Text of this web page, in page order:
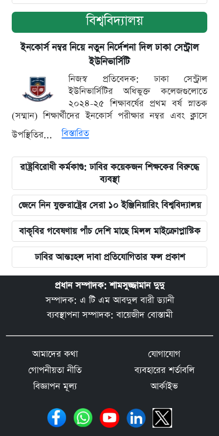
বিশ্ববিদ্যালয়
ইনকোর্স নম্বর নিয়ে নতুন নির্দেশনা দিল ঢাকা সেন্ট্রাল
ইউনিভার্সিটি
নিজস্ব প্রতিবেদক: ঢাকা সেন্ট্রাল
ইউনিভার্সিটির অধিভুক্ত কলেজগুলোতে
২০২৪-২৫ শিক্ষাবর্ষের প্রথম বর্ষ স্নাতক
(সম্মান) শিক্ষার্থীদের ইনকোর্স পরীক্ষার নম্বর এবং ক্লাসে
উপস্থিতির...
বিস্তারিত
রাষ্ট্রবিরোধী কর্মকাণ্ড: ঢাবির কয়েকজন শিক্ষকের বিরুদ্ধে
ব্যবস্থা
জেনে নিন যুক্তরাষ্ট্রের সেরা ১০ ইঞ্জিনিয়ারিং বিশ্ববিদ্যালয়
বাকৃবির গবেষণায় পাঁচ দেশি মাছে মিলল মাইক্রোপ্লাস্টিক
ঢাবির আন্তঃহল দাবা প্রতিযোগিতার ফল প্রকাশ
প্রধান সম্পাদক: শামসুজ্জামান দুদু
সম্পাদক: এ টি এম আবদুল বারী ড্যানী
ব্যবস্থাপনা সম্পাদক: বায়েজীদ বোস্তামী
আমাদের কথা
যোগাযোগ
গোপনীয়তা নীতি
ব্যবহারের শর্তাবলি
বিজ্ঞাপন মূল্য
আর্কাইভ